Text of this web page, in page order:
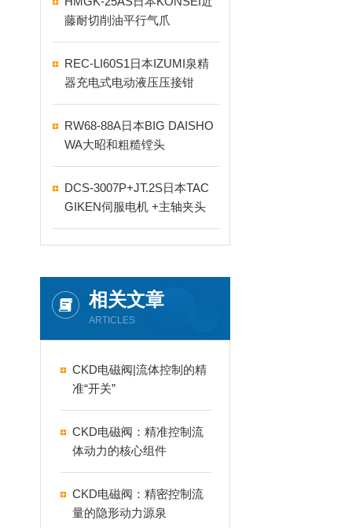
藤耐切削油平行气爪
REC-LI60S1日本IZUMI泉精
器充电式电动液压压接钳
RW68-88A日本BIG DAISHO
WA大昭和粗糙镗头
DCS-3007P+JT.2S日本TAC
GIKEN伺服电机 +主轴夹头
相关文章
ARTICLES
CKD电磁阀|流体控制的精
准“开关”
CKD电磁阀：精准控制流
体动力的核心组件
CKD电磁阀：精密控制流
量的隐形动力源泉